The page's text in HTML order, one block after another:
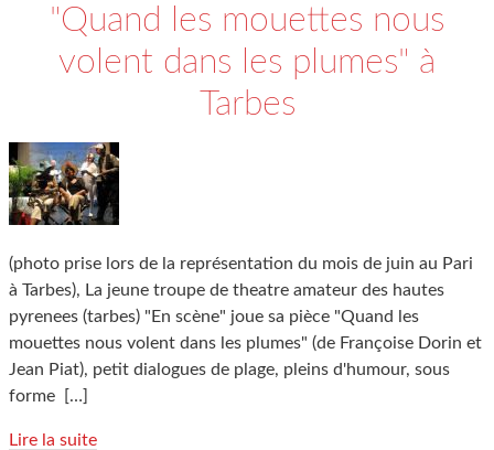
"Quand les mouettes nous
volent dans les plumes" à
Tarbes
(photo prise lors de la représentation du mois de juin au Pari
à Tarbes), La jeune troupe de theatre amateur des hautes
pyrenees (tarbes) "En scène" joue sa pièce "Quand les
mouettes nous volent dans les plumes" (de Françoise Dorin et
Jean Piat), petit dialogues de plage, pleins d'humour, sous
forme
[…]
Lire la suite